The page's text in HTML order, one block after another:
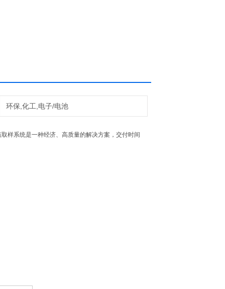
环保,化工,电子/电池
样系统是一种经济、高质量的解决方案，交付时间